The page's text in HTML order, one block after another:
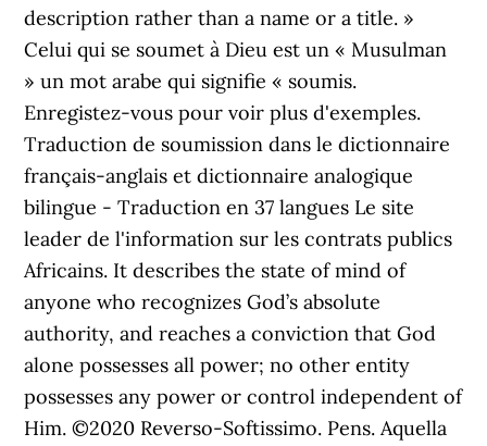
description rather than a name or a title. »
Celui qui se soumet à Dieu est un « Musulman
» un mot arabe qui signifie « soumis.
Enregistez-vous pour voir plus d'exemples.
Traduction de soumission dans le dictionnaire
français-anglais et dictionnaire analogique
bilingue - Traduction en 37 langues Le site
leader de l'information sur les contrats publics
Africains. It describes the state of mind of
anyone who recognizes God’s absolute
authority, and reaches a conviction that God
alone possesses all power; no other entity
possesses any power or control independent of
Him. ©2020 Reverso-Softissimo. Pens. Aquella